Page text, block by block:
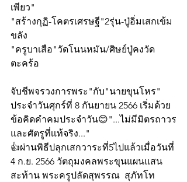
เพียว"
"สร้างกุฏิ-โคตรเศรษฐี"2รุ่น-ปู่อิ่มเสกเข้ม
ขลัง
"ครูบาเสือ"วัดโนนหมัน/ศิษย์ปู่คงวัด
ตะคร้อ
จับชีพจรวงการพระ"กับ"นายขุนโหร"
ประจำวันศุกร์ที่ 8 กันยายน 2566 เริ่มด้วย
ข้อคิดคำคมประจำวัน😊"...ไม่มีมิตรถาวร
และศัตรูที่เเท้จริง..."
👍ผ่านพิธีปลุกเสกวาระที่5ไปแล้วเมื่อวันที่
4 ก.ย. 2566 วัตถุมงคลพระขุนแผนแสน
สะท้าน พระครูปลัดสุพรรณ​  สุภัทโท